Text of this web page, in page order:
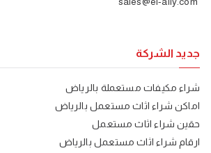
جديد الشركة
شراء مكيفات مستعملة بالرياض
اماكن شراء اثاث مستعمل بالرياض
حقين شراء اثاث مستعمل
ارقام شراء اثاث مستعمل بالرياض